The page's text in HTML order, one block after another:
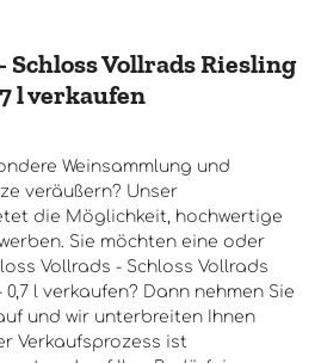
Schloss Vollrads Riesling
l verkaufen
Weinsammlung und
veräußern? Unser
die Möglichkeit, hochwertige
Sie möchten eine oder
Vollrads - Schloss Vollrads
0,7 l verkaufen? Dann nehmen Sie
und wir unterbreiten Ihnen
Verkaufsprozess ist